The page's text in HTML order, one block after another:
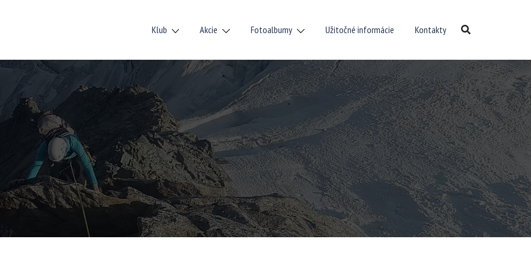
Klub Akcie Fotoalbumy Užitočné informácie Kontakty